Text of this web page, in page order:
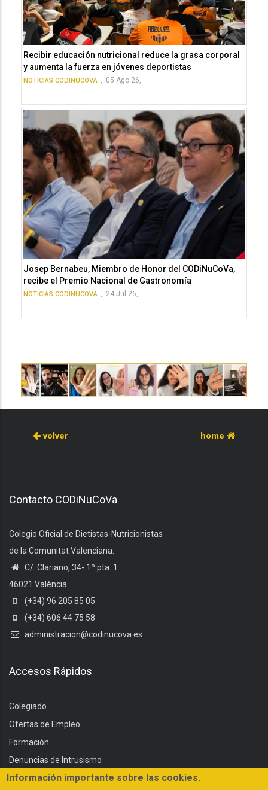
Recibir educación nutricional reduce la grasa corporal
y aumenta la fuerza en jóvenes deportistas
NOTICIAS CODINUCOVA , 05 Ago 26,
Josep Bernabeu, Miembro de Honor del CODiNuCoVa,
recibe el Premio Nacional de Gastronomía
NOTICIAS CODINUCOVA , 24 Jul 26,
volver home
Contacto CODiNuCoVa
Colegio Oficial de Dietistas-Nutricionistas
de la Comunitat Valenciana.
C/. Clariano, 34- 1º pta. 1
46021 València
(+34) 96 205 85 05
(+34) 606 44 75 58
administracion@codinucova.es
Accesos Rápidos
Colegiado
Ofertas de Empleo
Formación
Denuncias de Intrusismo
Servicios
Información importante sobre las cookies.